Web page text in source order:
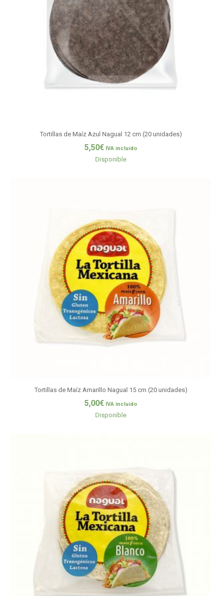
Tortillas de Maíz Azul Nagual 12 cm (20 unidades)
5,50€ IVA incluido
Disponible
Tortillas de Maíz Amarillo Nagual 15 cm (20 unidades)
5,00€ IVA incluido
Disponible